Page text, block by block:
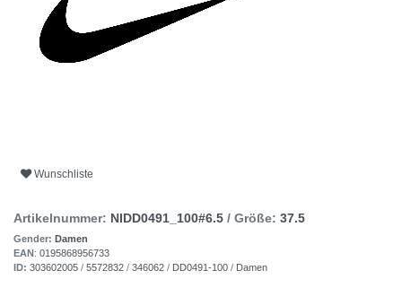
Wunschliste
Artikelnummer: NIDD0491_100#6.5 / Größe: 37.5
Gender: Damen
EAN: 0195868956733
ID: 303602005 / 5572832 / 346062 / DD0491-100 / Damen